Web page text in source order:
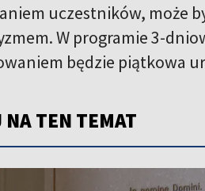
uczestników, może
W programie 3-
będzie piątkowa
NA TEN TEMAT